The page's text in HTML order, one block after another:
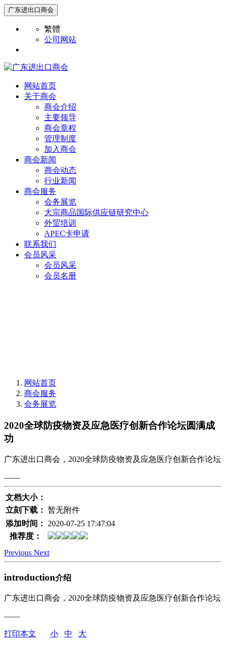
广东进出口商会
繁體
公司网站
网站首页
关于商会
商会介绍
主要领导
商会章程
管理制度
加入商会
商会新闻
商会动态
行业新闻
商会服务
会务展览
大宗商品国际供应链研究中心
外贸培训
APEC卡申请
联系我们
会员风采
会员风采
会员名册
网站首页
商会服务
会务展览
2020全球防疫物资及应急医疗创新合作论坛圆满成
功
广东进出口商会，2020全球防疫物资及应急医疗创新合作论坛
——
文档大小：
立刻下载： 暂无附件
添加时间： 2020-07-25 17:47:04
推荐度：
Previous Next
introduction介绍
广东进出口商会，2020全球防疫物资及应急医疗创新合作论坛
——
打印本文 小 中 大